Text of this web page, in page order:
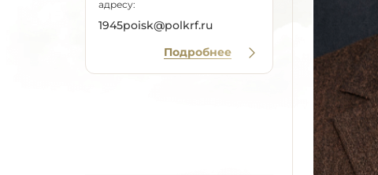
адресу:
1945poisk@polkrf.ru
Подробнее